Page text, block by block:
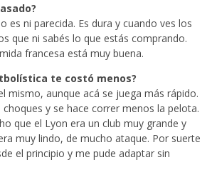
es ni parecida. Es dura y cuando ves los
que ni sabés lo que estás comprando.
francesa está muy buena.
te costó menos?
mismo, aunque acá se juega más rápido.
choques y se hace correr menos la pelota.
que el Lyon era un club muy grande y
muy lindo, de mucho ataque. Por suerte
el principio y me pude adaptar sin